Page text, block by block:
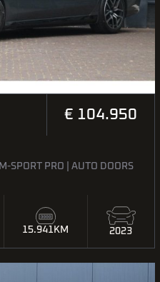
€ 104.950
SPORT PRO | AUTO DOORS
15.941KM 2023